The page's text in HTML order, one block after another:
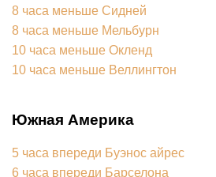
8 часа меньше Сидней
8 часа меньше Мельбурн
10 часа меньше Окленд
10 часа меньше Веллингтон
Южная Америка
5 часа впереди Буэнос айрес
6 часа впереди Барселона